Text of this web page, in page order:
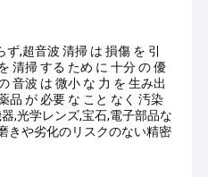
,超音波 清掃 は 損傷 を 引
清掃 する ため に 十分 の 優
音波 は 微小 な 力 を 生み出
品 が 必要 な こと なく 汚染
,光学レンズ,宝石,電子部品な
きや劣化のリスクのない精密
装置有限公司超音波洗浄技術に
カーです。 東莞と深センに生産
超音波洗浄機の設計と製造に加
スタマイズされた非標準洗浄シ
います。
により、当社は革新を続け、単
パートナーの成功を支援する完
ることを目指しています。